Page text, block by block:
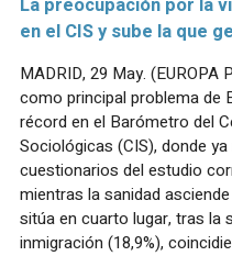
La preocupación por la
en el CIS y sube la que
MADRID, 29 May. (EUROPA
como principal problema de
récord en el Barómetro del
Sociológicas (CIS), donde
cuestionarios del estudio
mientras la sanidad
sitúa en cuarto lugar, tras la
inmigración (18,9%),